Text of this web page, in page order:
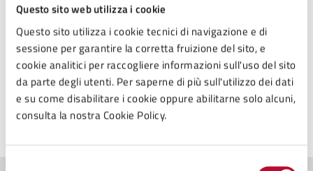
Questo sito web utilizza i cookie
Questo sito utilizza i cookie tecnici di navigazione e di
sessione per garantire la corretta fruizione del sito, e
cookie analitici per raccogliere informazioni sull'uso del sito
da parte degli utenti. Per saperne di più sull'utilizzo dei dati
e su come disabilitare i cookie oppure abilitarne solo alcuni,
consulta la nostra Cookie Policy.
Persone
Rossella Trafeli